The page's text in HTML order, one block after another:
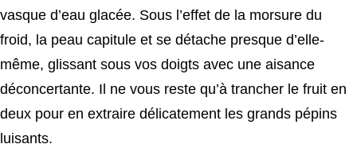
vasque d’eau glacée. Sous l’effet de la morsure du
froid, la peau capitule et se détache presque d’elle-
même, glissant sous vos doigts avec une aisance
déconcertante. Il ne vous reste qu’à trancher le fruit en
deux pour en extraire délicatement les grands pépins
luisants.